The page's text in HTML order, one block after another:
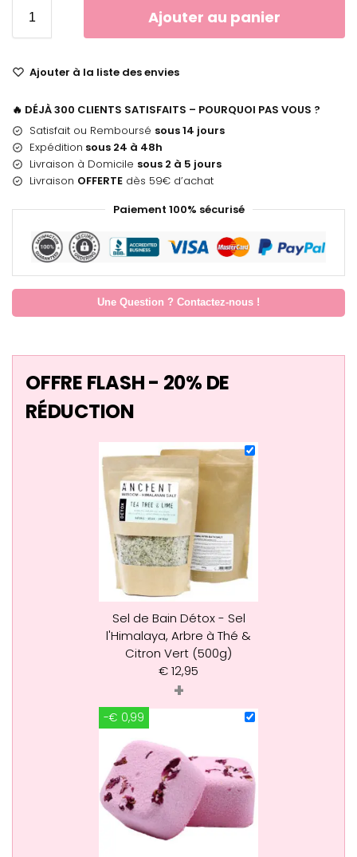
Ajouter au panier
Ajouter à la liste des envies
🔥 DÉJÀ 300 CLIENTS SATISFAITS – POURQUOI PAS VOUS ?
Satisfait ou Remboursé sous 14 jours
Expédition sous 24 à 48h
Livraison à Domicile sous 2 à 5 jours
Livraison OFFERTE dès 59€ d’achat
Paiement 100% sécurisé
Une Question ? Contactez-nous !
OFFRE FLASH - 20% DE
RÉDUCTION
Sel de Bain Détox - Sel
l'Himalaya, Arbre à Thé &
Citron Vert (500g)
€12,95
+
-€ 0,99